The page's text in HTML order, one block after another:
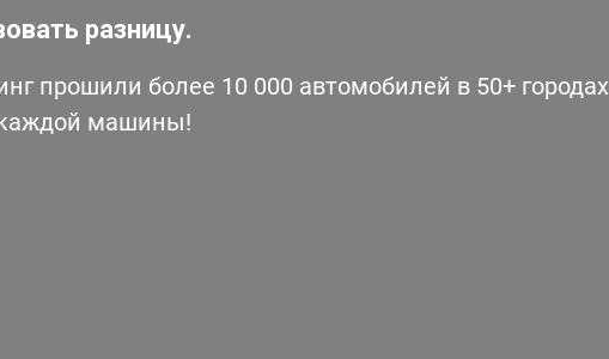
разницу.
прошили более 10 000 автомобилей в 50+
каждой машины!